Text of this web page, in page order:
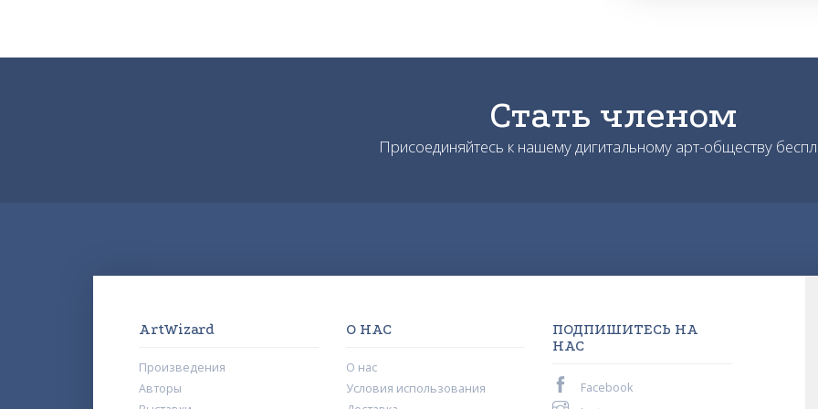
Стать членом
Присоединяйтесь к нашему дигитальному арт-обществу
ArtWizard
Произведения
Авторы
О НАС
О нас
Условия использования
ПОДПИШИТЕСЬ НА
НАС
Facebook